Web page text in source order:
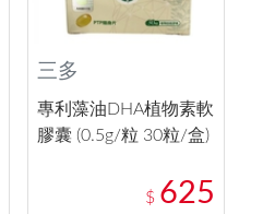
三多
專利藻油DHA植物素軟
膠囊 (0.5g/粒 30粒/盒)
$ 625